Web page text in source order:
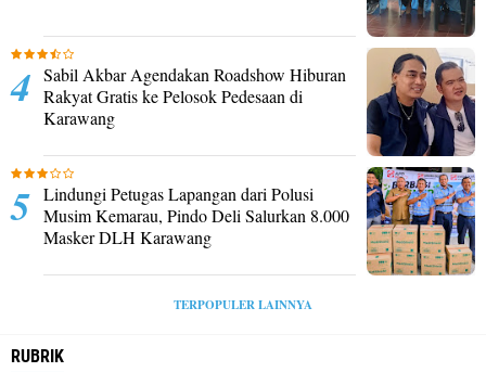
Sabil Akbar Agendakan Roadshow Hiburan
Rakyat Gratis ke Pelosok Pedesaan di
Karawang
Lindungi Petugas Lapangan dari Polusi
Musim Kemarau, Pindo Deli Salurkan 8.000
Masker DLH Karawang
TERPOPULER LAINNYA
RUBRIK